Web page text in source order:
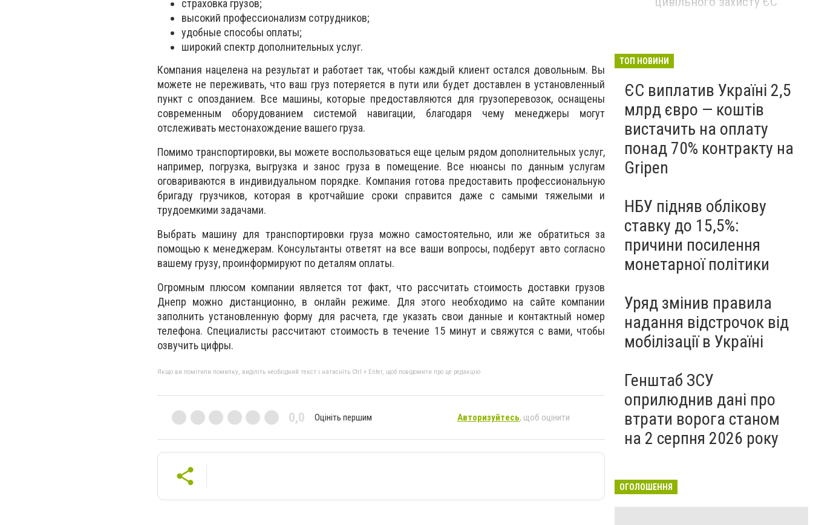
страховка грузов;
высокий профессионализм сотрудников;
удобные способы оплаты;
широкий спектр дополнительных услуг.
Компания нацелена на результат и работает так, чтобы каждый клиент остался довольным. Вы
можете не переживать, что ваш груз потеряется в пути или будет доставлен в установленный
пункт с опозданием. Все машины, которые предоставляются для грузоперевозок, оснащены
современным оборудованием системой навигации, благодаря чему менеджеры могут
отслеживать местонахождение вашего груза.
Помимо транспортировки, вы можете воспользоваться еще целым рядом дополнительных услуг,
например, погрузка, выгрузка и занос груза в помещение. Все нюансы по данным услугам
оговариваются в индивидуальном порядке. Компания готова предоставить профессиональную
бригаду грузчиков, которая в кротчайшие сроки справится даже с самыми тяжелыми и
трудоемкими задачами.
Выбрать машину для транспортировки груза можно самостоятельно, или же обратиться за
помощью к менеджерам. Консультанты ответят на все ваши вопросы, подберут авто согласно
вашему грузу, проинформируют по деталям оплаты.
Огромным плюсом компании является тот факт, что рассчитать стоимость доставки грузов
Днепр можно дистанционно, в онлайн режиме. Для этого необходимо на сайте компании
заполнить установленную форму для расчета, где указать свои данные и контактный номер
телефона. Специалисты рассчитают стоимость в течение 15 минут и свяжутся с вами, чтобы
озвучить цифры.
Якщо ви помітили помилку, виділіть необхідний текст і натисніть Ctrl + Enter, щоб повідомити про це редакцію
0,0 Оцініть першим Авторизуйтесь, щоб оцінити
ТОП НОВИНИ
ЄС виплатив Україні 2,5
млрд євро — коштів
вистачить на оплату
понад 70% контракту на
Gripen
НБУ підняв облікову
ставку до 15,5%:
причини посилення
монетарної політики
Уряд змінив правила
надання відстрочок від
мобілізації в Україні
Генштаб ЗСУ
оприлюднив дані про
втрати ворога станом
на 2 серпня 2026 року
ОГОЛОШЕННЯ